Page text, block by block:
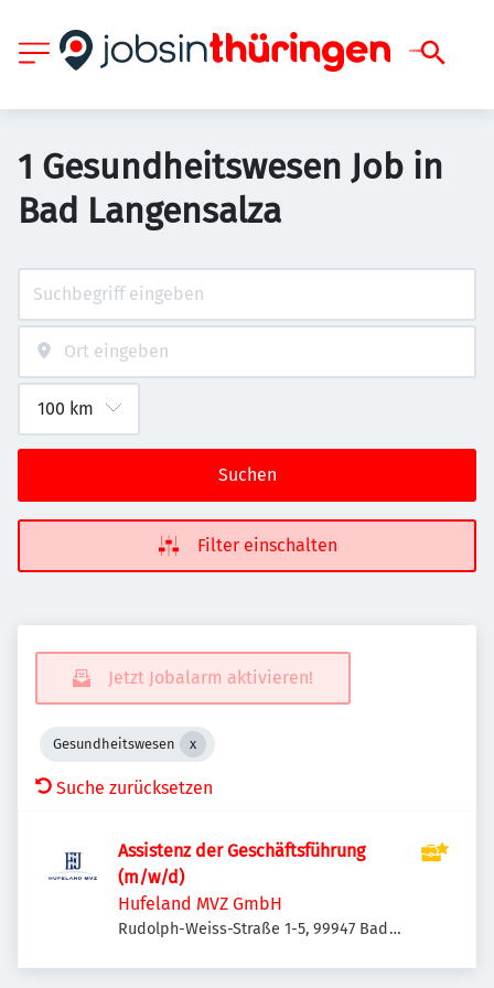
1 Gesundheitswesen Job in
Bad Langensalza
Suchen
Filter einschalten
Jetzt Jobalarm aktivieren!
Gesundheitswesen
Suche zurücksetzen
Assistenz der Geschäftsführung
(m/w/d)
Hufeland MVZ GmbH
Rudolph-Weiss-Straße 1-5, 99947 Bad